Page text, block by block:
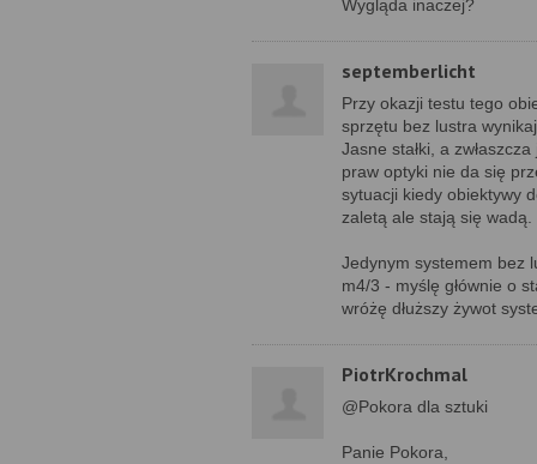
Wygląda inaczej?
septemberlicht
Przy okazji testu tego
sprzętu bez lustra
Jasne stałki, a
praw optyki nie da się
sytuacji kiedy obiektywy
zaletą ale stają się wadą.
Jedynym systemem bez
m4/3 - myślę głównie o
wróżę dłuższy żywot
PiotrKrochmal
@Pokora dla sztuki
Panie Pokora,